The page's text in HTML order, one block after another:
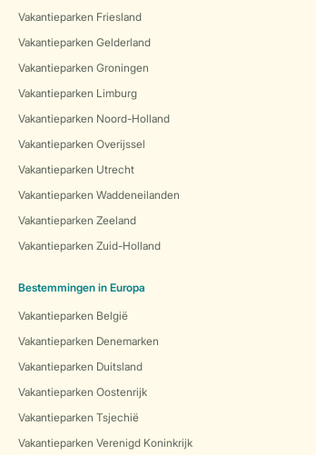
Vakantieparken Friesland
Vakantieparken Gelderland
Vakantieparken Groningen
Vakantieparken Limburg
Vakantieparken Noord-Holland
Vakantieparken Overijssel
Vakantieparken Utrecht
Vakantieparken Waddeneilanden
Vakantieparken Zeeland
Vakantieparken Zuid-Holland
Bestemmingen in Europa
Vakantieparken België
Vakantieparken Denemarken
Vakantieparken Duitsland
Vakantieparken Oostenrijk
Vakantieparken Tsjechië
Vakantieparken Verenigd Koninkrijk